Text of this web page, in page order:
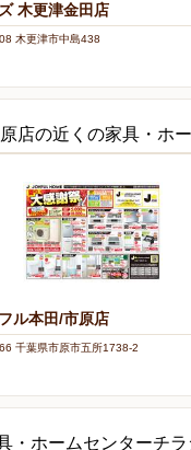
木更津金田店
木更津市中島438
店の近くの家具・ホ
ル本田/市原店
千葉県市原市五所1738-2
・ホームセンターチラ